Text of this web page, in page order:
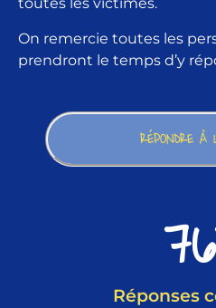
On remercie toutes les
prendront le temps d’y
RÉPONDRE À
Réponses